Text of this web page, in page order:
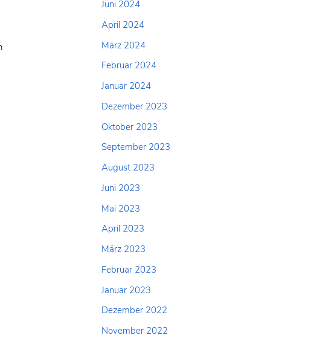
Juni 2024
April 2024
März 2024
Februar 2024
Januar 2024
Dezember 2023
Oktober 2023
September 2023
August 2023
Juni 2023
Mai 2023
April 2023
März 2023
Februar 2023
Januar 2023
Dezember 2022
November 2022